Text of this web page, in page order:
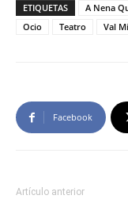
ETIQUETAS A Nena
Ocio
Teatro Val
Facebook
Artículo anterior